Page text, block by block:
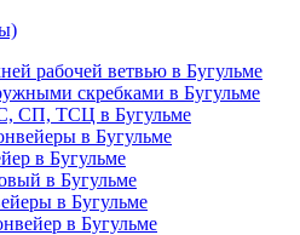
рабочей ветвью в Бугульме
скребками в Бугульме
СП, ТСЦ в Бугульме
в Бугульме
в Бугульме
в Бугульме
в Бугульме
в Бугульме